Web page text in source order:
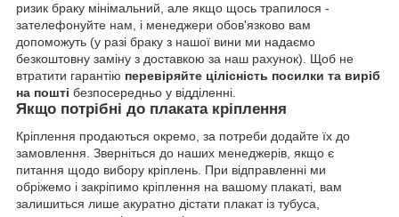
ризик браку мінімальний, але якщо щось трапилося -
зателефонуйте нам, і менеджери обов'язково вам
допоможуть (у разі браку з нашої вини ми надаємо
безкоштовну заміну з доставкою за наш рахунок). Щоб не
втратити гарантію перевіряйте цілісність посилки та виріб
на пошті безпосередньо у відділенні.
Якщо потрібні до плаката кріплення
Кріплення продаються окремо, за потреби додайте їх до
замовлення. Зверніться до наших менеджерів, якщо є
питання щодо вибору кріплень. При відправленні ми
обріжемо і закріпимо кріплення на вашому плакаті, вам
залишиться лише акуратно дістати плакат із тубуса,